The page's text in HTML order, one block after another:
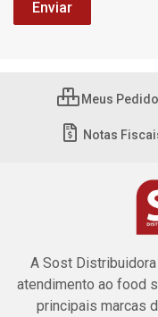
Meus
Notas
A Sost
atendimento ao food
principais marcas